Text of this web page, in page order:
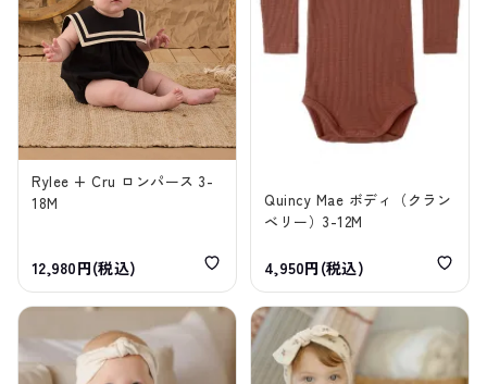
Rylee + Cru ロンパース 3-
18M
12,980円(税込)
Quincy Mae ボディ（クラン
ベリー）3-12M
4,950円(税込)